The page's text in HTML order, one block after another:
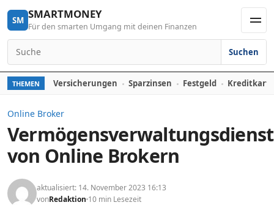
Skip to content
SM SMARTMONEY
Für den smarten Umgang mit deinen Finanzen
Search for:
Suchen
THEMEN Versicherungen Sparzinsen Festgeld
Online Broker
von Online Brokern
aktualisiert: 14. November 2023 16:13
vonRedaktion 10 min Lesezeit